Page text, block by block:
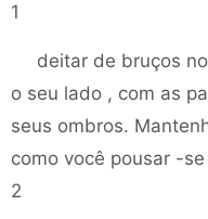
1
deitar de bruços
o seu lado , com as
seus ombros.
como você pousar -
2